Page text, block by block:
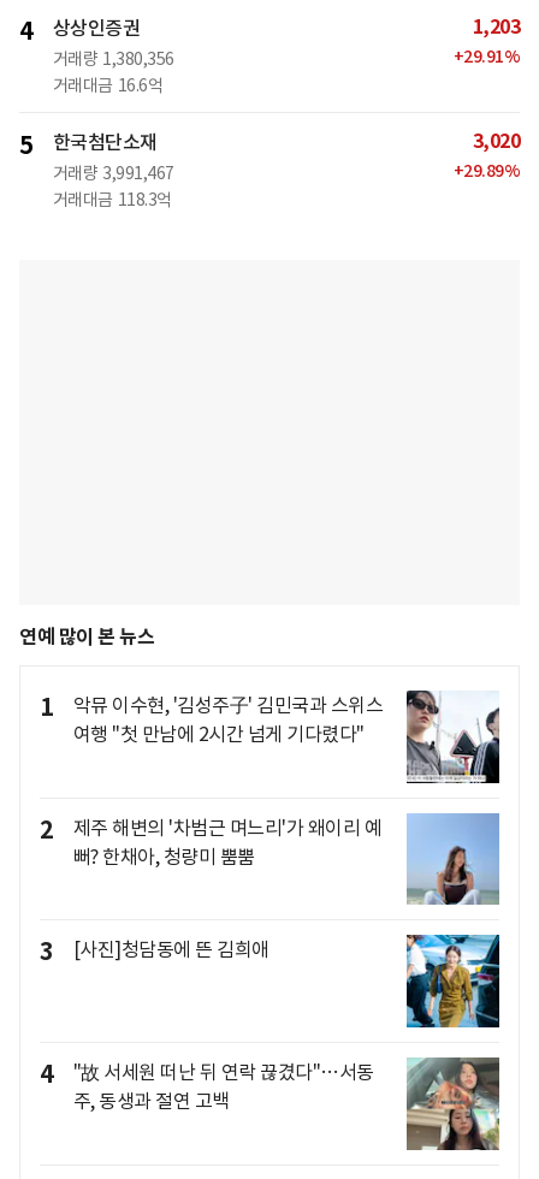
4 상상인증권
거래량 1,380,356
거래대금 16.6억
1,203
+29.91%
5 한국첨단소재
거래량 3,991,467
거래대금 118.3억
3,020
+29.89%
연예 많이 본 뉴스
1
악뮤 이수현, '김성주子' 김민국과 스위스
여행 "첫 만남에 2시간 넘게 기다렸다"
2
제주 해변의 '차범근 며느리'가 왜이리 예
뻐? 한채아, 청량미 뿜뿜
3 [사진]청담동에 뜬 김희애
4
"故 서세원 떠난 뒤 연락 끊겼다"…서동
주, 동생과 절연 고백